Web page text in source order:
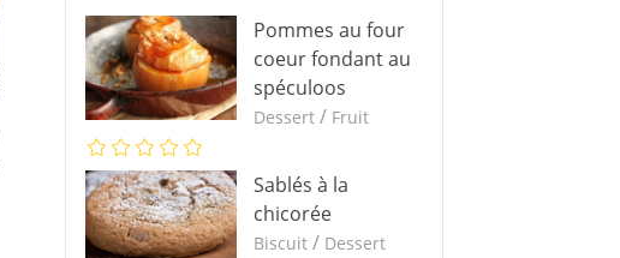
Pommes au four
coeur fondant au
spéculoos
Dessert / Fruit
Sablés à la
chicorée
Biscuit / Dessert